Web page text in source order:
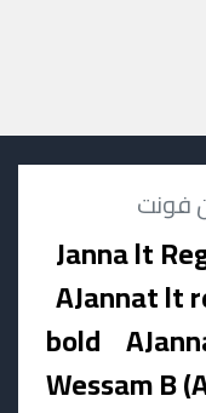
Janna lt
AJannat lt
bold
Wessam B